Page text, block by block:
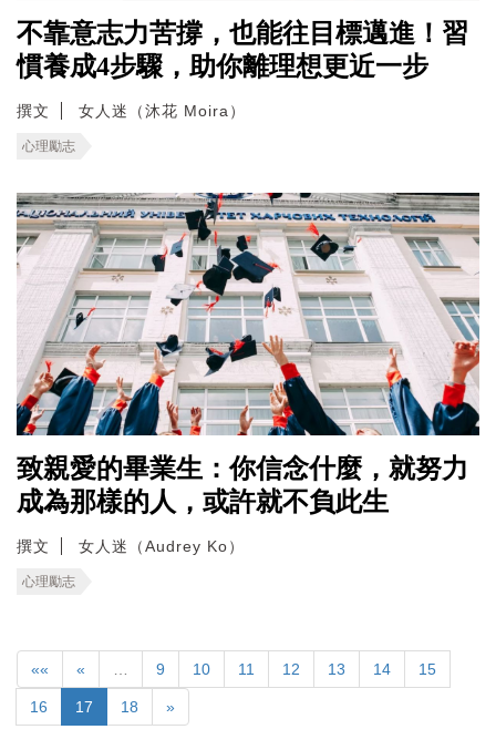
不靠意志力苦撐，也能往目標邁進！習
慣養成4步驟，助你離理想更近一步
撰文 女人迷（沐花 Moira）
心理勵志
致親愛的畢業生：你信念什麼，就努力
成為那樣的人，或許就不負此生
撰文 女人迷（Audrey Ko）
心理勵志
«« « 9 10 11 12 13 14 15
16 17 18 »